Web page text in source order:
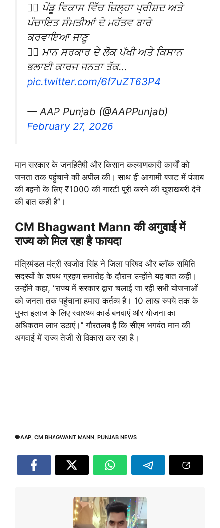
👉🏻 ਪੇਂਡੂ ਵਿਕਾਸ ਵਿੱਚ ਜ਼ਿਲ੍ਹਾ ਪ੍ਰੀਸ਼ਦ ਅਤੇ
ਪੰਚਾਇਤ ਸੰਮਤੀਆਂ ਦੇ ਮਹੱਤਵ ਬਾਰੇ
ਕਰਵਾਇਆ ਜਾਣੂ
👉🏻 ਮਾਨ ਸਰਕਾਰ ਦੇ ਲੋਕ ਪੱਖੀ ਅਤੇ ਕਿਸਾਨ
ਭਲਾਈ ਕਾਰਜ ਜਨਤਾ ਤੱਕ…
pic.twitter.com/6f7uZT63P4
— AAP Punjab (@AAPPunjab)
February 27, 2026
मान सरकार के जनहितैषी और किसान कल्याणकारी कार्यों को
जनता तक पहुंचाने की अपील की। साथ ही आगामी बजट में पंजाब
की बहनों के लिए ₹1000 की गारंटी पूरी करने की खुशखबरी देने
की बात कही है”।
CM Bhagwant Mann की अगुवाई में
राज्य को मिल रहा है फायदा
मंत्रिमंडल मंत्री रवजोत सिंह ने जिला परिषद और ब्लॉक समिति
सदस्यों के शपथ ग्रहण समारोह के दौरान उन्होंने यह बात कही।
उन्होंने कहा, “राज्य में सरकार द्वारा चलाई जा रही सभी योजनाओं
को जनता तक पहुंचाना हमारा कर्तव्य है। 10 लाख रुपये तक के
मुफ्त इलाज के लिए स्वास्थ्य कार्ड बनवाएं और योजना का
अधिकतम लाभ उठाएं।” गौरतलब है कि सीएम भगवंत मान की
अगवाई में राज्य तेजी से विकास कर रहा है।
AAP CM BHAGWANT MANN PUNJAB NEWS